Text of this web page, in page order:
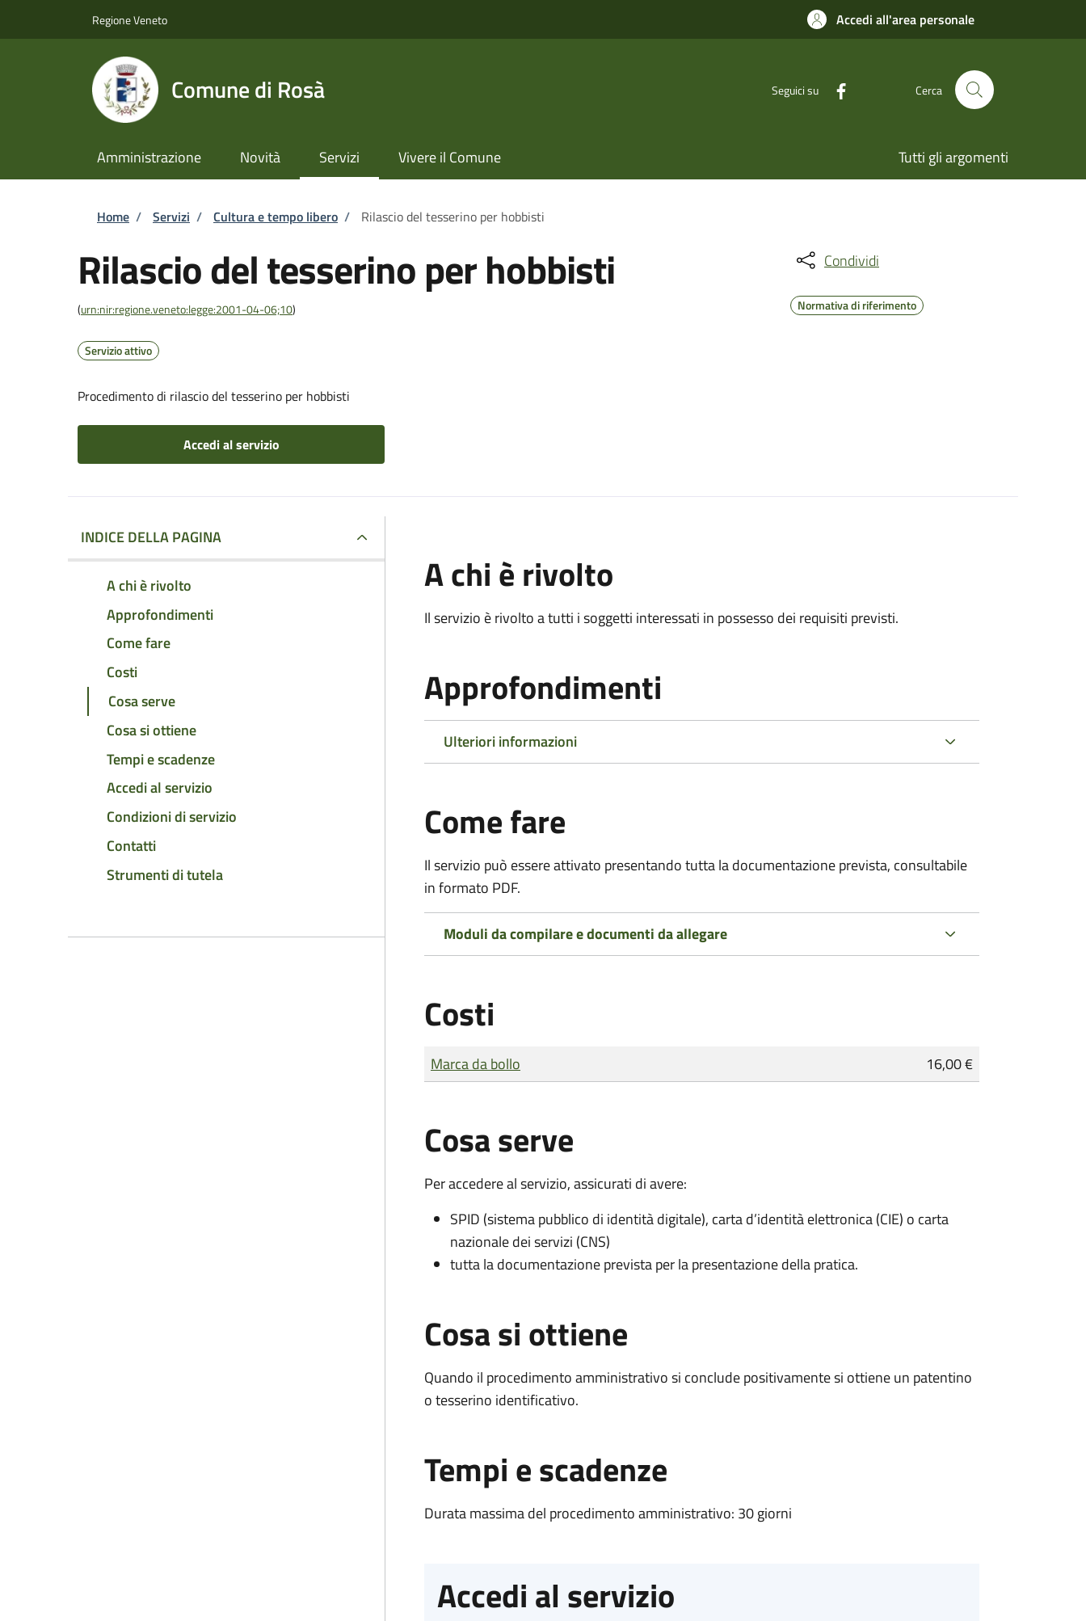
Regione Veneto Accedi all'area personale
Comune di Rosà Seguici su Cerca
Amministrazione Novità Servizi Vivere il Comune Tutti gli argomenti
Briciole di pane
Home / Servizi / Cultura e tempo libero / Rilascio del tesserino per hobbisti
Rilascio del tesserino per hobbisti
(urn:nir:regione.veneto:legge:2001-04-06;10)
Servizio attivo
Procedimento di rilascio del tesserino per hobbisti
Accedi al servizio
Condividi
Normativa di riferimento
INDICE DELLA PAGINA
A chi è rivolto
Approfondimenti
Come fare
Costi
Cosa serve
Cosa si ottiene
Tempi e scadenze
Accedi al servizio
Condizioni di servizio
Contatti
Strumenti di tutela
A chi è rivolto
Il servizio è rivolto a tutti i soggetti interessati in possesso dei requisiti previsti.
Approfondimenti
Ulteriori informazioni
Come fare
Il servizio può essere attivato presentando tutta la documentazione prevista, consultabile
in formato PDF.
Moduli da compilare e documenti da allegare
Costi
Tipo di pagamento
Importo
Marca da bollo 16,00 €
Cosa serve
Per accedere al servizio, assicurati di avere:
SPID (sistema pubblico di identità digitale), carta d’identità elettronica (CIE) o carta
nazionale dei servizi (CNS)
tutta la documentazione prevista per la presentazione della pratica.
Cosa si ottiene
Quando il procedimento amministrativo si conclude positivamente si ottiene un patentino
o tesserino identificativo.
Tempi e scadenze
Durata massima del procedimento amministrativo: 30 giorni
Accedi al servizio